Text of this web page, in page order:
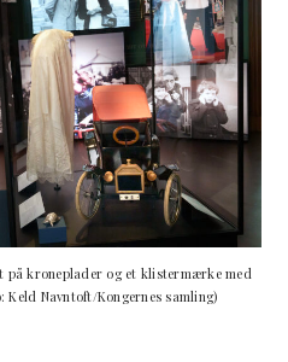
på kroneplader og et klistermærke med
Keld Navntoft/Kongernes samling)